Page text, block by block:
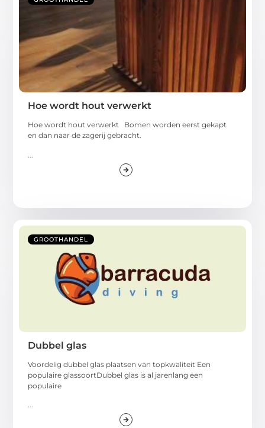
Hoe wordt hout verwerkt
Hoe wordt hout verwerkt Bomen worden eerst gekapt
en dan naar de zagerij gebracht.
GROOTHANDEL
Dubbel glas
Voordelig dubbel glas plaatsen van topkwaliteit Een
populaire glassoortDubbel glas is al jarenlang een
populaire